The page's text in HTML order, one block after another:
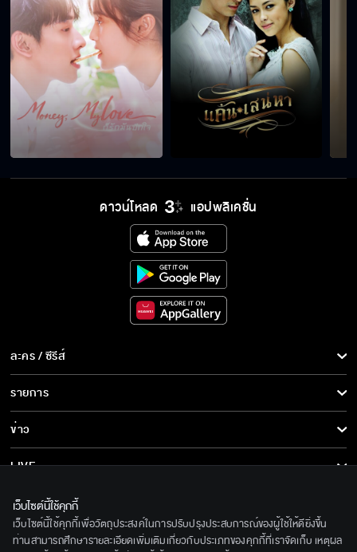
ดาวน์โหลด แอปพลิเคชั่น
ละคร / ซีรีส์
ละคร/ซีรีส์
ซีรีส์นานาชาติ
การ์ตูน & เกม
รายการ
รายการทั้งหมด
ข่าว
ข่าวทั้งหมด
ข่าวประชาสัมพันธ์
LIVE
เกี่ยวกับเรา
BEC World
ติดตามเราได้ที่
เว็บไซต์นี้ใช้คุกกี้
เว็บไซต์นี้ใช้คุกกี้เพื่อวัตถุประสงค์ในการปรับปรุงประสบการณ์ของผู้ใช้ให้ดียิ่งขึ้น
ท่านสามารถศึกษารายละเอียดเพิ่มเติมเกี่ยวกับประเภทของคุกกี้ที่เราจัดเก็บ เหตุผล